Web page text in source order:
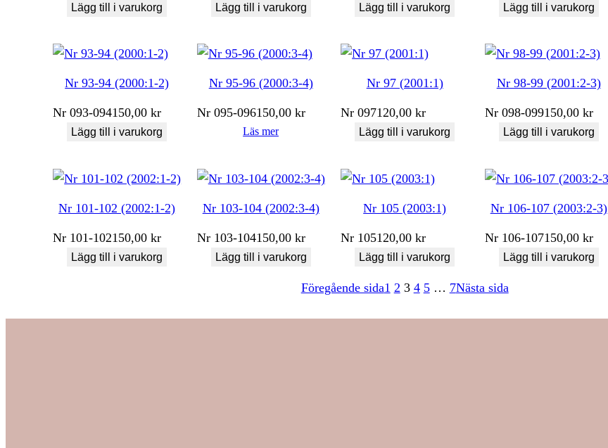
Lägg till i varukorg Lägg till i varukorg Lägg till i varukorg Lägg till i varukorg
Nr 93-94 (2000:1-2)
Nr 093-094150,00kr
Lägg till i varukorg
Nr 95-96 (2000:3-4)
Nr 095-096150,00 kr
Läs mer
Nr 97 (2001:1)
Nr 097120,00kr
Lägg till i varukorg
Nr 98-99 (2001:2-3)
Nr 098-099150,00 kr
Lägg till i varukorg
Nr 101-102 (2002:1-2)
Nr 101-102150,00kr
Lägg till i varukorg
Nr 103-104 (2002:3-4)
Nr 103-104150,00 kr
Lägg till i varukorg
Nr 105 (2003:1)
Nr 105120,00kr
Lägg till i varukorg
Nr 106-107 (2003:2-3)
Nr 106-107150,00 kr
Lägg till i varukorg
Föregående sida1 2 3 4 5 … 7Nästa sida